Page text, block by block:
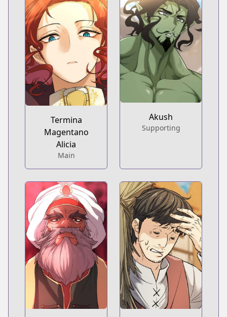
Termina
Magentano
Alicia
Main
Akush
Supporting